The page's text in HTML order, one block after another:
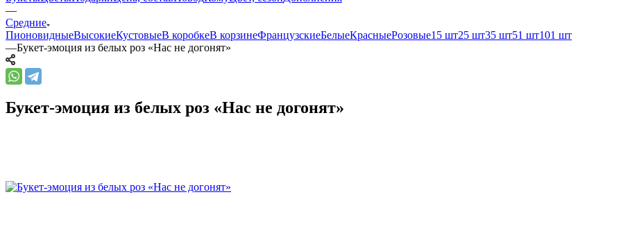
—
Средние
ПионовидныеВысокиеКустовыеВ коробкеВ корзинеФранцузскиеБелыеКрасныеРозовые15 шт25 шт35 шт51 шт101 шт
—Букет-эмоция из белых роз «Нас не догонят»
Букет-эмоция из белых роз «Нас не догонят»